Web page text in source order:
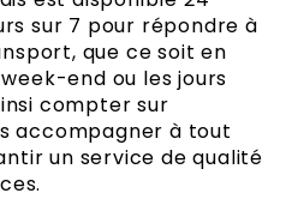
sur 7 pour répondre à
que ce soit en
end ou les jours
compter sur
accompagner à tout
un service de qualité